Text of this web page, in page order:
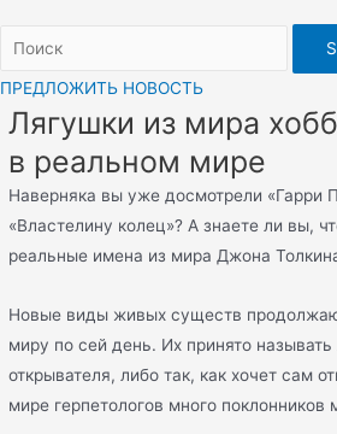
ПРЕДЛОЖИТЬ НОВОСТЬ
Лягушки из мира
в реальном мире
Наверняка вы уже досмотрели «Гарри
«Властелину колец»? А знаете ли вы,
реальные имена из мира Джона
Новые виды живых существ
миру по сей день. Их принято называть
открывателя, либо так, как хочет сам
мире герпетологов много поклонников